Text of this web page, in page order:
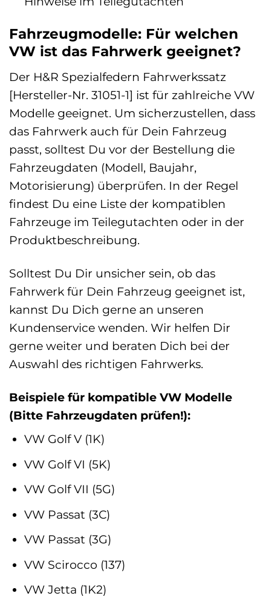
Fahrzeugmodelle: Für welchen
VW ist das Fahrwerk geeignet?
Der H&R Spezialfedern Fahrwerkssatz
[Hersteller-Nr. 31051-1] ist für zahlreiche VW
Modelle geeignet. Um sicherzustellen, dass
das Fahrwerk auch für Dein Fahrzeug
passt, solltest Du vor der Bestellung die
Fahrzeugdaten (Modell, Baujahr,
Motorisierung) überprüfen. In der Regel
findest Du eine Liste der kompatiblen
Fahrzeuge im Teilegutachten oder in der
Produktbeschreibung.
Solltest Du Dir unsicher sein, ob das
Fahrwerk für Dein Fahrzeug geeignet ist,
kannst Du Dich gerne an unseren
Kundenservice wenden. Wir helfen Dir
gerne weiter und beraten Dich bei der
Auswahl des richtigen Fahrwerks.
Beispiele für kompatible VW Modelle
(Bitte Fahrzeugdaten prüfen!):
VW Golf V (1K)
VW Golf VI (5K)
VW Golf VII (5G)
VW Passat (3C)
VW Passat (3G)
VW Scirocco (137)
VW Jetta (1K2)